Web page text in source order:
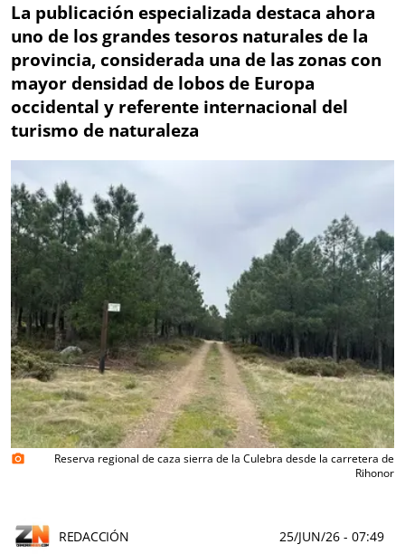
La publicación especializada destaca ahora
uno de los grandes tesoros naturales de la
provincia, considerada una de las zonas con
mayor densidad de lobos de Europa
occidental y referente internacional del
turismo de naturaleza
photo_camera
Reserva regional de caza sierra de la Culebra desde la carretera de
Rihonor
REDACCIÓN 25/JUN/26 - 07:49